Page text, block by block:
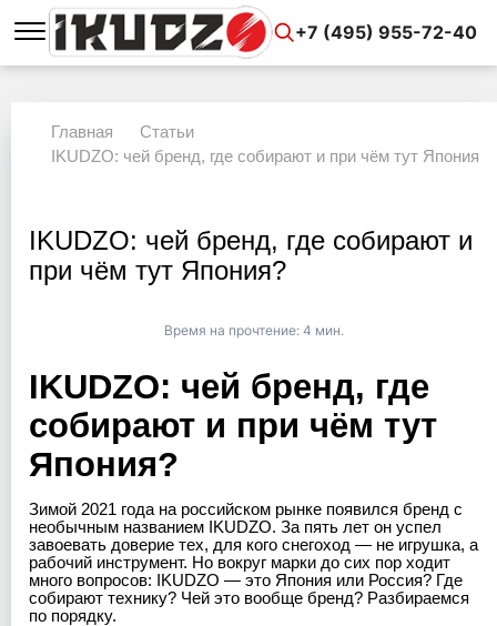
+7 (495) 955-72-40
Главная
Статьи
IKUDZO: чей бренд, где собирают и при чём тут Япония?
IKUDZO: чей бренд, где собирают и
при чём тут Япония?
Время на прочтение: 4 мин.
IKUDZO: чей бренд, где
собирают и при чём тут
Япония?
Зимой 2021 года на российском рынке появился бренд с
необычным названием IKUDZO. За пять лет он успел
завоевать доверие тех, для кого снегоход — не игрушка, а
рабочий инструмент. Но вокруг марки до сих пор ходит
много вопросов: IKUDZO — это Япония или Россия? Где
собирают технику? Чей это вообще бренд? Разбираемся
по порядку.